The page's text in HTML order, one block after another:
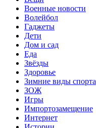
Военные новости
Волейбол
Гаджеты
Дети
Дом и сад
Еда
Звёзды
Здоровье
Зимние виды спорта
ЗОЖ
Игры
Импортозамещение
Интернет